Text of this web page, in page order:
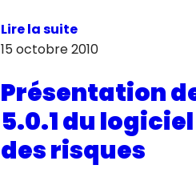
Lire la suite
15 octobre 2010
Présentation
5.0.1 du
des risques